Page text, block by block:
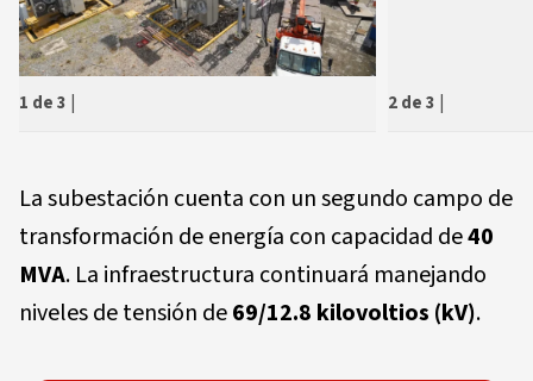
1 de 3 | 2 de 3 |
La subestación cuenta con un segundo campo de
transformación de energía con capacidad de40
MVA. La infraestructura continuará manejando
niveles de tensión de69/12.8 kilovoltios (kV).